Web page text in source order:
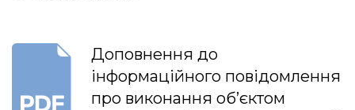
Доповнення до
інформаційного повідомлення
про виконання об’єктом